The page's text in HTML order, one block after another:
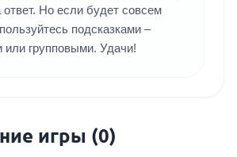
ответ. Но если будет совсем
подсказками –
групповыми. Удачи!
игры (0)